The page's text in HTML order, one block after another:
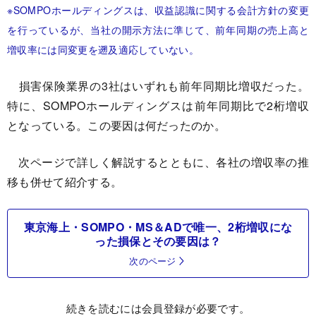
※SOMPOホールディングスは、収益認識に関する会計方針の変更
を行っているが、当社の開示方法に準じて、前年同期の売上高と
増収率には同変更を遡及適応していない。
損害保険業界の3社はいずれも前年同期比増収だった。
特に、SOMPOホールディングスは前年同期比で2桁増収
となっている。この要因は何だったのか。
次ページで詳しく解説するとともに、各社の増収率の推
移も併せて紹介する。
東京海上・SOMPO・MS＆ADで唯一、2桁増収にな
った損保とその要因は？
次のページ
続きを読むには会員登録が必要です。